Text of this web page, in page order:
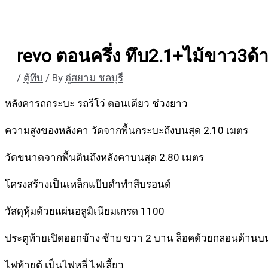
revo ตอนครึ่ง ทึบ2.1+ไม้ขาว3ด้
/ ตู้ทึบ / By อู่สยาม ชลบุรี
หลังคารถกระบะ รถรีโว่ ตอนเดียว ช่วงยาว
ความสูงของหลังคา วัดจากพื้นกระบะถึงบนสุด 2.10 เมตร
วัดขนาดจากพื้นดินถึงหลังคาบนสุด 2.80 เมตร
โครงสร้างเป็นเหล็กแป๊บดำทำสีบรอนด์
วัสดุหุ้มด้วยแผ่นอลูมิเนียมเกรด 1100
ประตูท้ายเปิดออกข้าง ซ้าย ขวา 2 บาน ล็อคด้วยกลอนด้านบ
ไฟท้ายตู้ เป็นไฟหลี่ ไฟเลี้ยว